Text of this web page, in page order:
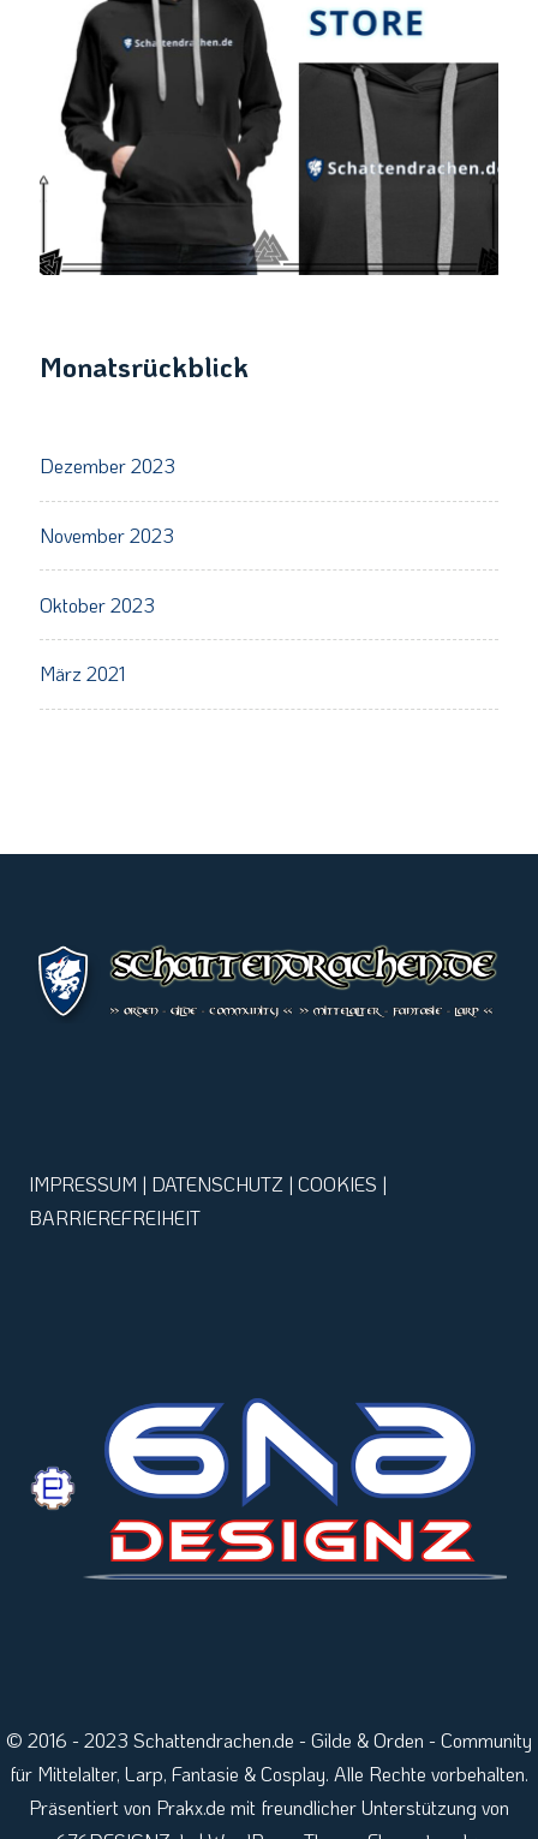
Monatsrückblick
Dezember 2023
November 2023
Oktober 2023
März 2021
IMPRESSUM | DATENSCHUTZ | COOKIES |
BARRIEREFREIHEIT
© 2016 - 2023 Schattendrachen.de - Gilde & Orden - Community
für Mittelalter, Larp, Fantasie & Cosplay. Alle Rechte vorbehalten.
Präsentiert von Prakx.de mit freundlicher Unterstützung von